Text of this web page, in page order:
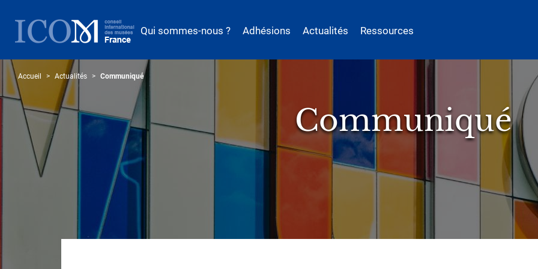
contenu
principal
Qui sommes-nous ? Adhésions Actualités Ressources
Accueil Actualités Communiqué
Communiqué